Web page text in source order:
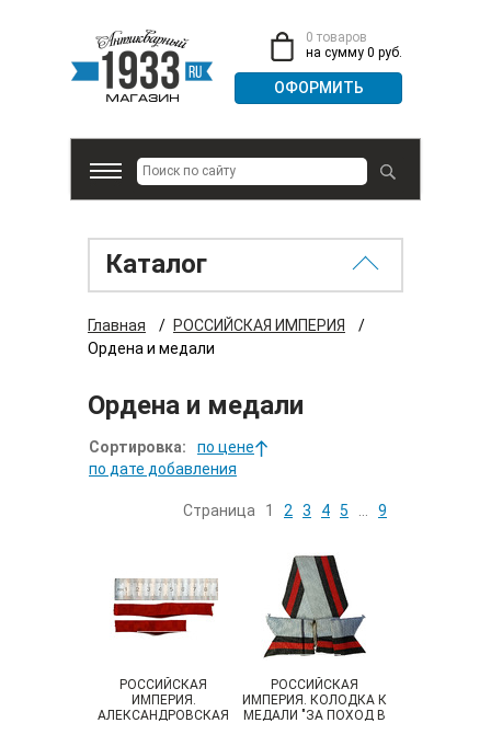
0 товаров
на сумму 0 руб.
Каталог
Главная / РОССИЙСКАЯ ИМПЕРИЯ
/
Ордена и медали
Ордена и медали
Сортировка:
по цене
по дате добавления
Страница 1 2 3 4 5 9
РОССИЙСКАЯ
ИМПЕРИЯ.
АЛЕКСАНДРОВСКАЯ
РОССИЙСКАЯ
ИМПЕРИЯ. КОЛОДКА К
МЕДАЛИ "ЗА ПОХОД В